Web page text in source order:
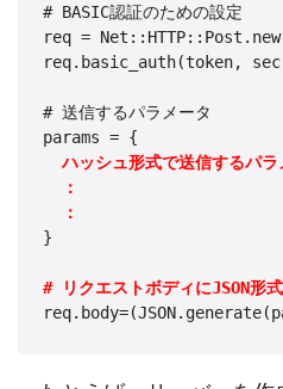
# BASIC認証のための設定
req =
req.basic_auth(token,
# 送信するパラメータ
params = {
ハッシュ形式で送信するパラ
：
：
}
# リクエストボディにJSON形